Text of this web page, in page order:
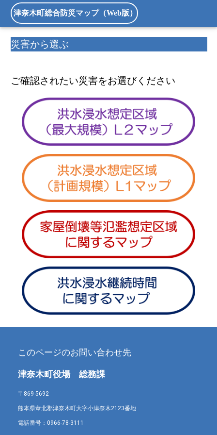
津奈木町総合防災マップ（Web版）
災害から選ぶ
ご確認されたい災害をお選びください
このページのお問い合わせ先
津奈木町役場 総務課
〒869-5692
熊本県葦北郡津奈木町大字小津奈木2123番地
電話番号：0966-78-3111